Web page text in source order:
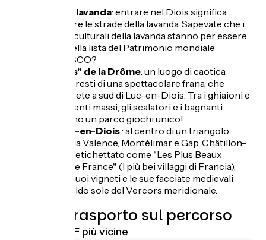
Campi di lavanda: entrare nel Diois significa
percorrere le strade della lavanda. Sapevate che i
paesaggi culturali della lavanda stanno per essere
inseriti nella lista del Patrimonio mondiale
dell'UNESCO?
"Le Claps" de la Drôme: un luogo di caotica
bellezza, i resti di una spettacolare frana, che
incontrerete a sud di Luc-en-Diois. Tra i ghiaioni e
gli imponenti massi, gli scalatori e i bagnanti
troveranno un parco giochi unico!
Châtillon-en-Diois: al centro di un triangolo
formato da Valence, Montélimar e Gap, Châtillon-
en-Diois, etichettato come "Les Plus Beaux
Villages de France" (I più bei villaggi di Francia),
mostra i suoi vigneti e le sue facciate medievali
sotto il caldo sole del Vercors meridionale.
Treno e trasporto sul percorso
Stazioni SNCF più vicine